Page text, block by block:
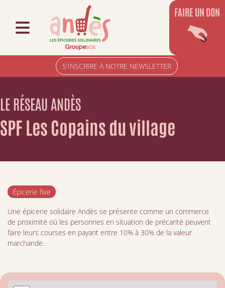
S'INSCRIRE À NOTRE NEWSLETTER
FAIRE UN DON
LE RÉSEAU ANDÈS
SPF Les Copains du village
Épicerie fixe
Une épicerie solidaire Andès se présente comme un commerce
de proximité où les personnes en situation de précarité peuvent
faire leurs courses en payant entre 10% à 30% de la valeur
marchande.